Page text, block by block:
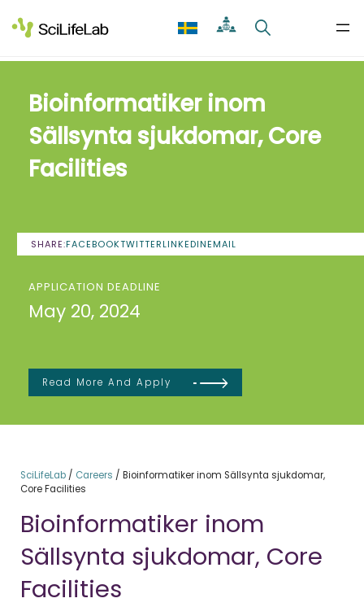
to
content
Bioinformatiker inom
Sällsynta sjukdomar, Core
Facilities
SHARE:FACEBOOKTWITTERLINKEDINEMAIL
APPLICATION DEADLINE
May 20, 2024
Read More And Apply
SciLifeLab/ Careers / Bioinformatiker inom Sällsynta sjukdomar,
Core Facilities
Bioinformatiker inom
Sällsynta sjukdomar, Core
Facilities